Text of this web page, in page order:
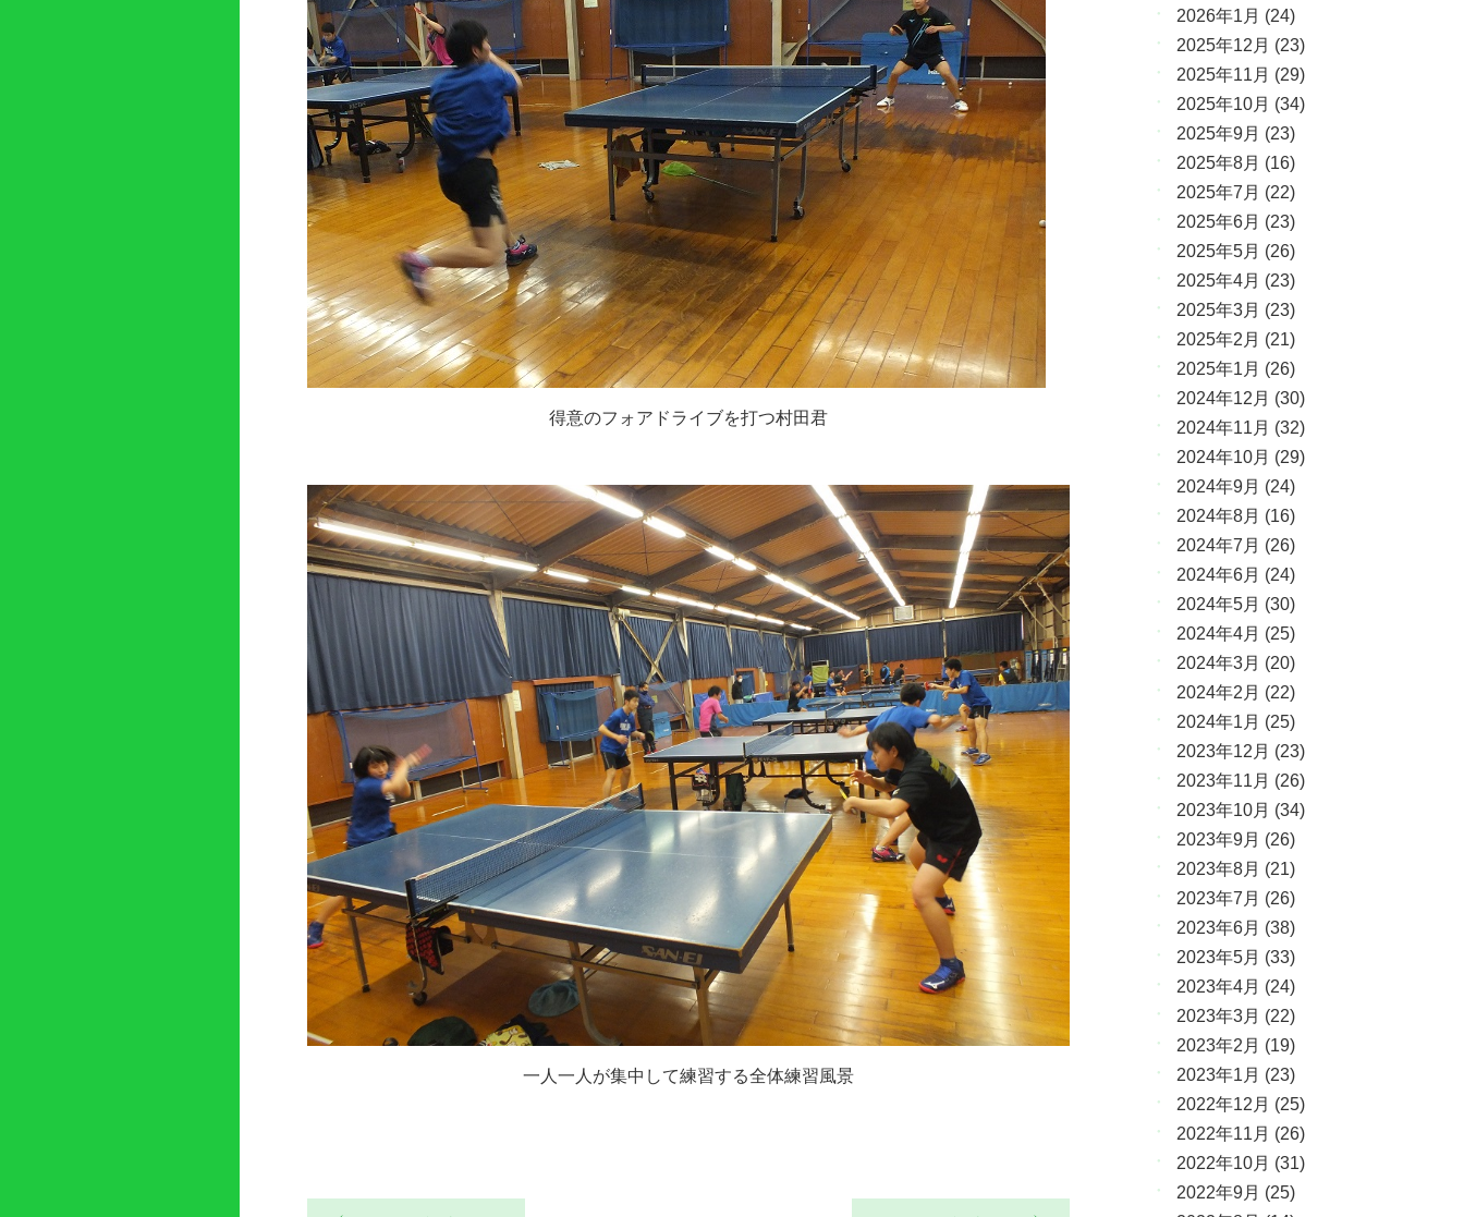
得意のフォアドライブを打つ村田君
一人一人が集中して練習する全体練習風景
2026年1月 (24)
2025年12月 (23)
2025年11月 (29)
2025年10月 (34)
2025年9月 (23)
2025年8月 (16)
2025年7月 (22)
2025年6月 (23)
2025年5月 (26)
2025年4月 (23)
2025年3月 (23)
2025年2月 (21)
2025年1月 (26)
2024年12月 (30)
2024年11月 (32)
2024年10月 (29)
2024年9月 (24)
2024年8月 (16)
2024年7月 (26)
2024年6月 (24)
2024年5月 (30)
2024年4月 (25)
2024年3月 (20)
2024年2月 (22)
2024年1月 (25)
2023年12月 (23)
2023年11月 (26)
2023年10月 (34)
2023年9月 (26)
2023年8月 (21)
2023年7月 (26)
2023年6月 (38)
2023年5月 (33)
2023年4月 (24)
2023年3月 (22)
2023年2月 (19)
2023年1月 (23)
2022年12月 (25)
2022年11月 (26)
2022年10月 (31)
2022年9月 (25)